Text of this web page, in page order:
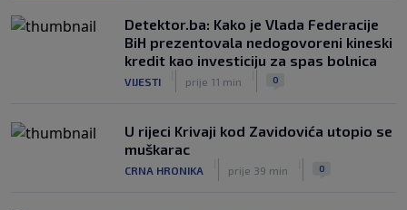
UEFA platila navodnoj "ljubavnici"
NOGOMET
|
prije 5 h
| 0
Detektor.ba: Kako je Vlada Federacije
BiH prezentovala nedogovoreni kineski
kredit kao investiciju za spas bolnica
VIJESTI prije 11 min 0
U rijeci Krivaji kod Zavidovića utopio se
muškarac
CRNA HRONIKA prije 39 min 0